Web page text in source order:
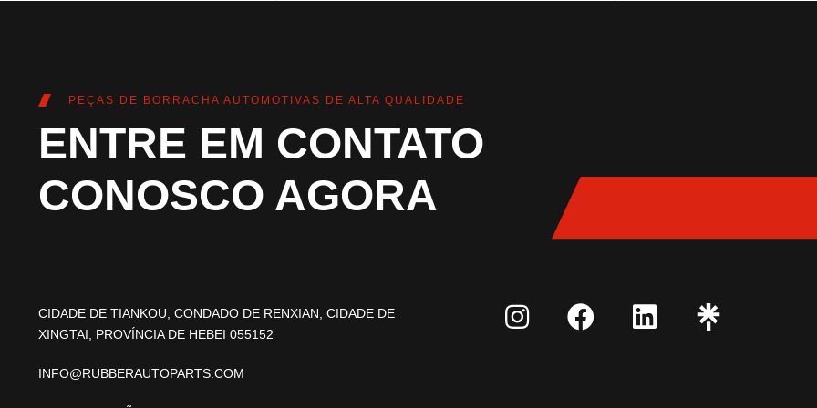
PEÇAS DE BORRACHA AUTOMOTIVAS DE ALTA QUALIDADE
ENTRE EM CONTATO
CONOSCO AGORA
CIDADE DE TIANKOU, CONDADO DE RENXIAN, CIDADE DE
XINGTAI, PROVÍNCIA DE HEBEI 055152
INFO@RUBBERAUTOPARTS.COM